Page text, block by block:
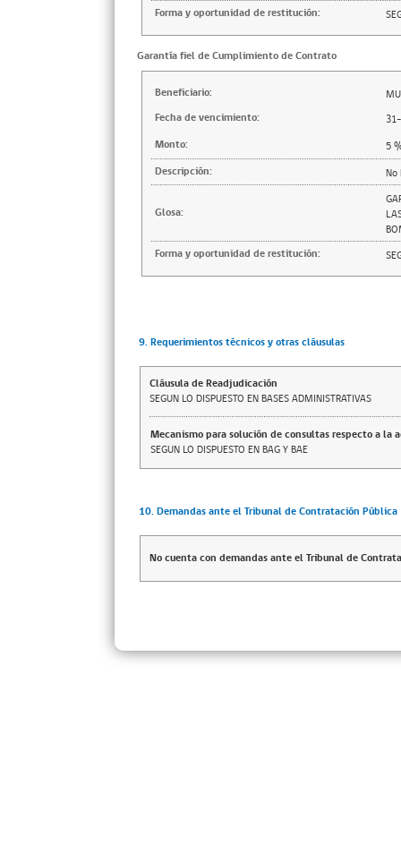
Forma y oportunidad de restitución:
Garantía fiel de Cumplimiento de Contrato
Beneficiario:
Fecha de vencimiento:
Monto:
5
Descripción:
Glosa:
Forma y oportunidad de restitución:
9. Requerimientos técnicos y otras cláusulas
Cláusula de Readjudicación
SEGUN LO DISPUESTO EN BASES ADMINISTRATIVAS
Mecanismo para solución de consultas respecto a la
SEGUN LO DISPUESTO EN BAG Y BAE
10. Demandas ante el Tribunal de Contratación Pública
No cuenta con demandas ante el Tribunal de